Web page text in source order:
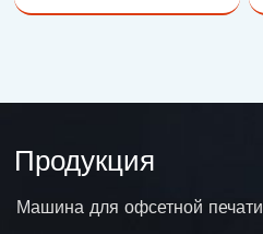
Продукция
Машина для офсетной печати